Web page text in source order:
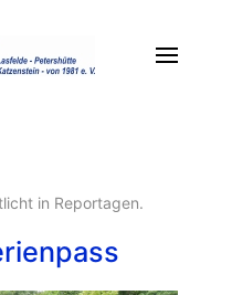
in Reportagen.